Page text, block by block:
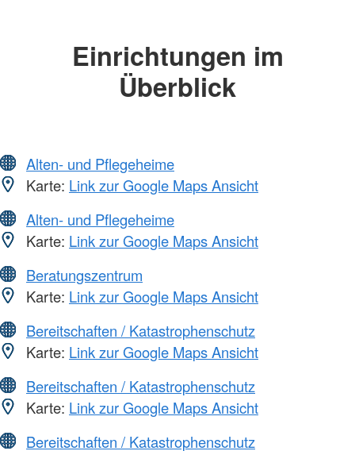
Einrichtungen im
Überblick
Alten- und Pflegeheime
Karte: Link zur Google Maps Ansicht
Alten- und Pflegeheime
Karte: Link zur Google Maps Ansicht
Beratungszentrum
Karte: Link zur Google Maps Ansicht
Bereitschaften / Katastrophenschutz
Karte: Link zur Google Maps Ansicht
Bereitschaften / Katastrophenschutz
Karte: Link zur Google Maps Ansicht
Bereitschaften / Katastrophenschutz